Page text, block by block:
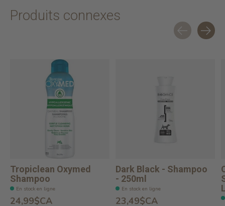
Produits connexes
Tropiclean Oxymed
Shampoo
En stock en ligne
24,99$CA
Dark Black - Shampoo
- 250ml
En stock en ligne
23,49$CA